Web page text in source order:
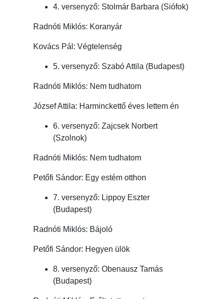
4. versenyző: Stolmár Barbara (Siófok)
Radnóti Miklós: Koranyár
Kovács Pál: Végtelenség
5. versenyző: Szabó Attila (Budapest)
Radnóti Miklós: Nem tudhatom
József Attila: Harminckettő éves lettem én
6. versenyző: Zajcsek Norbert
(Szolnok)
Radnóti Miklós: Nem tudhatom
Petőfi Sándor: Egy estém otthon
7. versenyző: Lippoy Eszter
(Budapest)
Radnóti Miklós: Bájoló
Petőfi Sándor: Hegyen ülök
8. versenyző: Obenausz Tamás
(Budapest)